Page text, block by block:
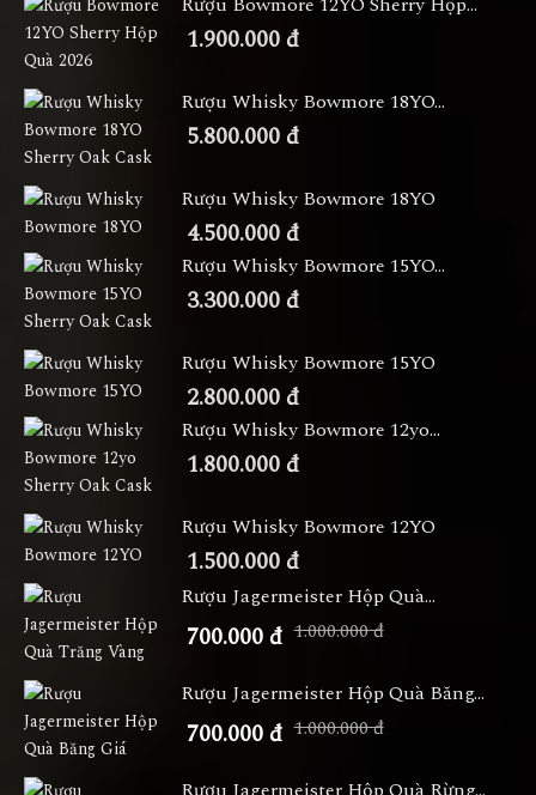
1.900.000 đ
Rượu Whisky Bowmore 18YO...
5.800.000 đ
Rượu Whisky Bowmore 18YO
4.500.000 đ
Rượu Whisky Bowmore 15YO...
3.300.000 đ
Rượu Whisky Bowmore 15YO
2.800.000 đ
Rượu Whisky Bowmore 12yo...
1.800.000 đ
Rượu Whisky Bowmore 12YO
1.500.000 đ
Rượu Jagermeister Hộp Quà...
700.000 đ 1.000.000 đ
Rượu Jagermeister Hộp Quà Băng...
700.000 đ 1.000.000 đ